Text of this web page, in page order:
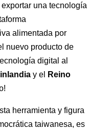
una tecnología
alimentada por
nuevo producto de
digital al
y el
Reino
herramienta y figura
taiwanesa, es